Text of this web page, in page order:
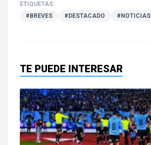
ETIQUETAS:
#BREVES
#DESTACADO #NOTICIAS
TE PUEDE INTERESAR